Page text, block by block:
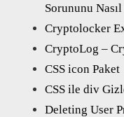
Sorununu
Cryptolocker
CryptoLog –
CSS icon Paket
CSS ile div
Deleting User